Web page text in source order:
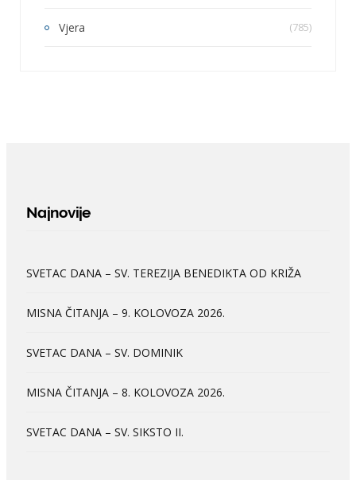
Vjera (785)
Najnovije
SVETAC DANA – SV. TEREZIJA BENEDIKTA OD KRIŽA
MISNA ČITANJA – 9. KOLOVOZA 2026.
SVETAC DANA – SV. DOMINIK
MISNA ČITANJA – 8. KOLOVOZA 2026.
SVETAC DANA – SV. SIKSTO II.